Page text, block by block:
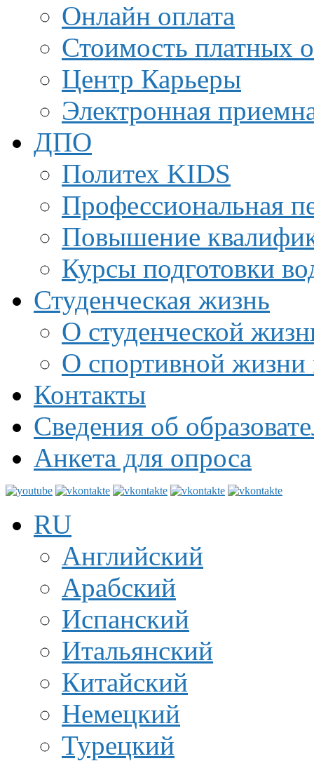
Онлайн оплата
Стоимость платных
Центр Карьеры
Электронная
ДПО
Политех KIDS
Профессиональная
Повышение
Курсы подготовки
Студенческая жизнь
О студенческой
О спортивной жизни
Контакты
Сведения об
Анкета для опроса
RU
Английский
Арабский
Испанский
Итальянский
Китайский
Немецкий
Турецкий